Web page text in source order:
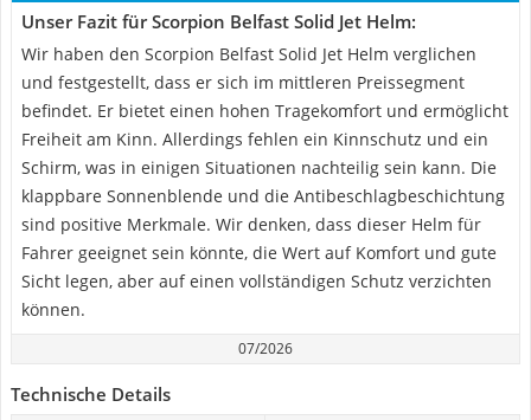
Unser Fazit für Scorpion Belfast Solid Jet Helm:
Wir haben den Scorpion Belfast Solid Jet Helm verglichen
und festgestellt, dass er sich im mittleren Preissegment
befindet. Er bietet einen hohen Tragekomfort und ermöglicht
Freiheit am Kinn. Allerdings fehlen ein Kinnschutz und ein
Schirm, was in einigen Situationen nachteilig sein kann. Die
klappbare Sonnenblende und die Antibeschlagbeschichtung
sind positive Merkmale. Wir denken, dass dieser Helm für
Fahrer geeignet sein könnte, die Wert auf Komfort und gute
Sicht legen, aber auf einen vollständigen Schutz verzichten
können.
07/2026
Technische Details